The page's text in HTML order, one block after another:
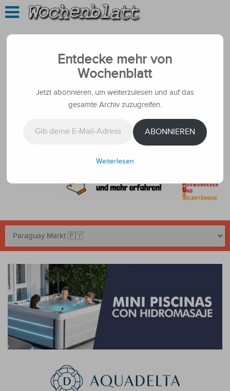
Entdecke mehr von
Wochenblatt
Jetzt abonnieren, um weiterzulesen und auf das
gesamte Archiv zuzugreifen.
ABONNIEREN
Weiterlesen